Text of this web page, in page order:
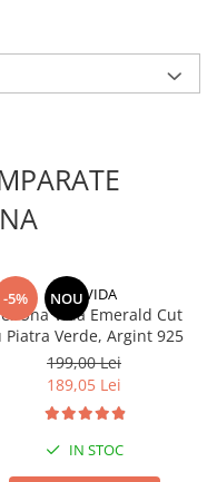
-5% NOU
UNA VIDA
Una Vida Emerald Cut
Piatra Verde, Argint 925
199,00 Lei
189,05 Lei
IN STOC